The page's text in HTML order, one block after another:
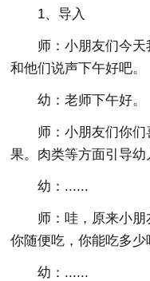
1、导入
师：小朋友们今
和他们说声下午好吧。
幼：老师下午好。
师：小朋友们你
果。肉类等方面引导幼
幼：......
师：哇，原来小
你随便吃，你能吃多少
幼：......